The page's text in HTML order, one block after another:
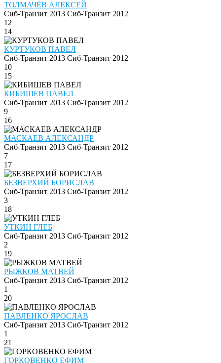
ТОЛМАЧЁВ АЛЕКСЕЙ
Сиб-Транзит 2013 Сиб-Транзит 2012
12
14
КУРТУКОВ ПАВЕЛ
Сиб-Транзит 2013 Сиб-Транзит 2012
10
15
КИБИШЕВ ПАВЕЛ
Сиб-Транзит 2013 Сиб-Транзит 2012
9
16
МАСКАЕВ АЛЕКСАНДР
Сиб-Транзит 2013 Сиб-Транзит 2012
7
17
БЕЗВЕРХИЙ БОРИСЛАВ
Сиб-Транзит 2013 Сиб-Транзит 2012
3
18
УТКИН ГЛЕБ
Сиб-Транзит 2013 Сиб-Транзит 2012
2
19
РЫЖКОВ МАТВЕЙ
Сиб-Транзит 2013 Сиб-Транзит 2012
1
20
ПАВЛЕНКО ЯРОСЛАВ
Сиб-Транзит 2013 Сиб-Транзит 2012
1
21
ГОРКОВЕНКО ЕФИМ